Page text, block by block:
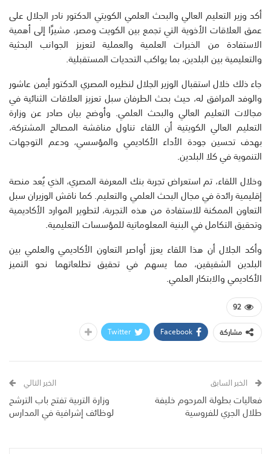
أكد وزير التعليم العالي والبحث العلمي الكويتي الدكتور نادر الجلال على
عمق العلاقات الأخوية التي تجمع بين الكويت ومصر، مشيرًا إلى أهمية
الاستفادة من الخبرات العلمية والعملية لتعزيز الجوانب البحثية
والتعليمية بين البلدين، بما يواكب التحديات المستقبلية.
جاء ذلك خلال استقبال الوزير الجلال لنظيره المصري الدكتور أيمن عاشور
والوفد المرافق له، حيث بحث الطرفان سبل تعزيز العلاقات الثنائية في
مجالات التعليم العالي والبحث العلمي. وأوضح بيان صادر عن وزارة
التعليم العالي الكويتية أن اللقاء تناول مناقشة المصالح المشتركة،
بهدف تحسين جودة الأداء الأكاديمي والمؤسسي، ودعم التوجهات
التنموية في كلا البلدين.
وخلال اللقاء، تم استعراض تجربة بنك المعرفة المصري، الذي يُعد منصة
إقليمية رائدة في مجال البحث العلمي والتعليم. كما ناقش الوزيران سبل
التعاون الممكنة للاستفادة من هذه التجربة، لتطوير الموارد الأكاديمية
وتحقيق التكامل في البنية المعلوماتية للمؤسسات التعليمية.
وأكد الجلال أن هذا اللقاء يعزز أواصر التعاون الأكاديمي والعلمي بين
البلدين الشقيقين، مما يسهم في تحقيق تطلعاتهما نحو التميز
الأكاديمي والابتكار العلمي.
92
مشاركة
Facebook
Twitter
الخبر السابق
فعاليات بطولة المرحوم خليفة
طلال الجري للفروسية
الخبر التالي
وزارة التربية تفتح باب الترشح
لوظائف إشرافية في المدارس